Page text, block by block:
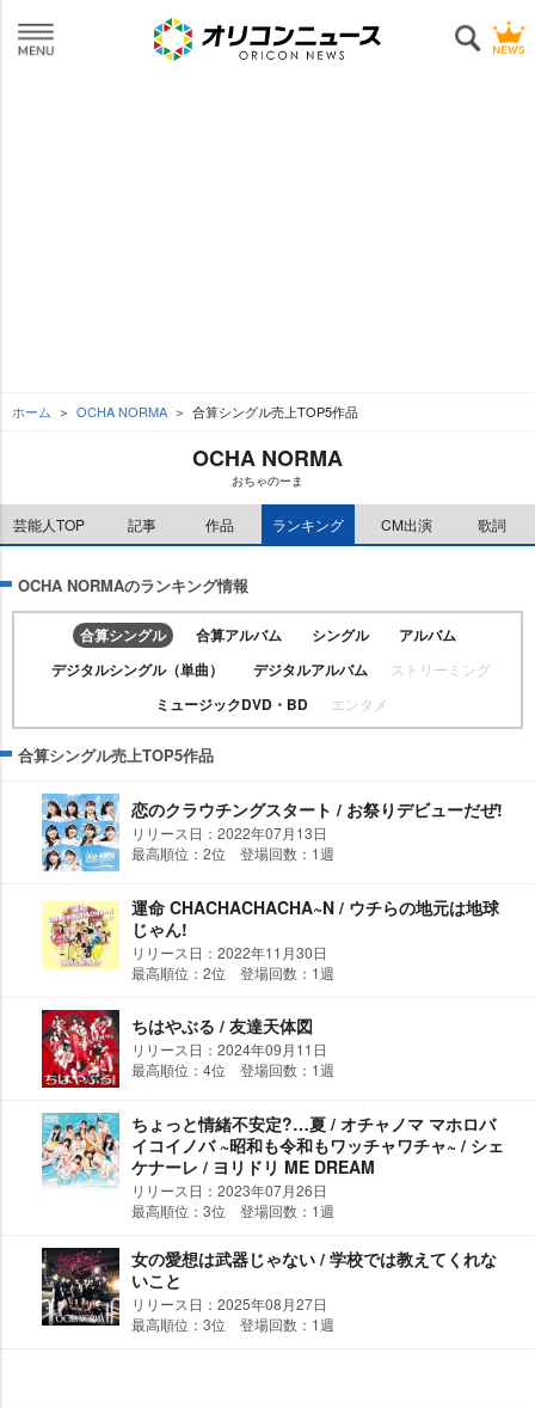
ホーム OCHA NORMA 合算シングル売上TOP5作品
OCHA NORMA
おちゃのーま
芸能人TOP 記事 作品 ランキング CM出演 歌詞
OCHA NORMAのランキング情報
合算シングル 合算アルバム シングル
アルバム
デジタルシングル（単曲）
デジタルアルバム ストリーミング
ミュージックDVD・BD エンタメ
合算シングル売上TOP5作品
恋のクラウチングスタート / お祭りデビューだぜ!
リリース日：2022年07月13日
最高順位：2位 登場回数：1週
運命 CHACHACHACHA~N / ウチらの地元は地球
じゃん!
リリース日：2022年11月30日
最高順位：2位 登場回数：1週
ちはやぶる / 友達天体図
リリース日：2024年09月11日
最高順位：4位 登場回数：1週
ちょっと情緒不安定?…夏 / オチャノマ マホロバ
イコイノバ ~昭和も令和もワッチャワチャ~ / シェ
ケナーレ / ヨリドリ ME DREAM
リリース日：2023年07月26日
最高順位：3位 登場回数：1週
女の愛想は武器じゃない / 学校では教えてくれな
いこと
リリース日：2025年08月27日
最高順位：3位 登場回数：1週